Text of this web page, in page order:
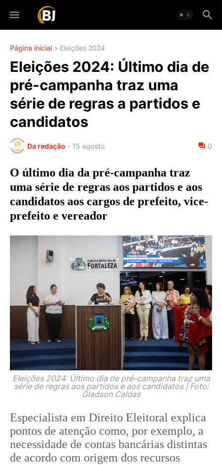
Página inicial Eleições 2024
Eleições 2024: Último dia de
pré-campanha traz uma
série de regras a partidos e
candidatos
Da redação - 15 agosto 0
O último dia da pré-campanha traz
uma série de regras aos partidos e aos
candidatos aos cargos de prefeito, vice-
prefeito e vereador
Eleições 2024: Último dia de pré-campanha traz uma
série de regras aos partidos e aos candidatos | Foto:
Gladson Caldas
Especialista em Direito Eleitoral explica
pontos de atenção como, por exemplo, a
necessidade de contas bancárias distintas
de acordo com origem dos recursos